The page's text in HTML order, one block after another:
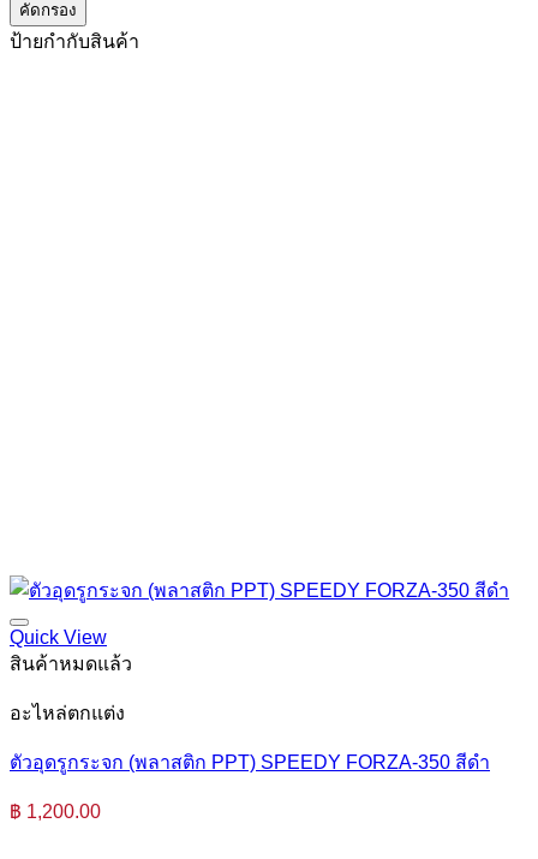
ต่ำ
สุด
คัดกรอง
ป้ายกำกับสินค้า
Quick View
สินค้าหมดแล้ว
อะไหล่ตกแต่ง
ตัวอุดรูกระจก (พลาสติก PPT) SPEEDY FORZA-350 สีดำ
฿ 1,200.00